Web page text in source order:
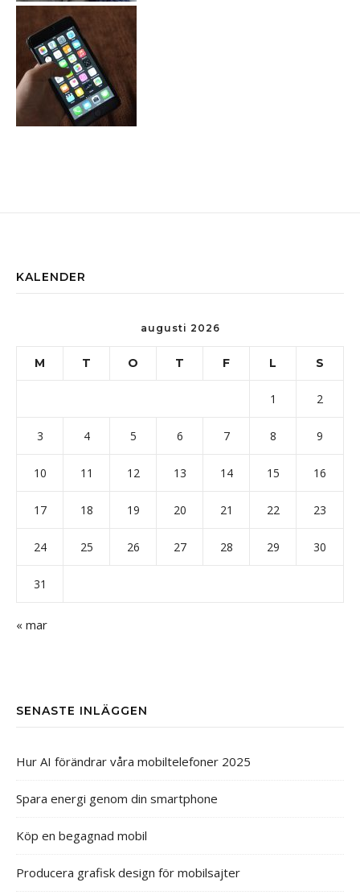
KALENDER
augusti 2026
M T O T F L S
1 2
3 4 5 6 7 8 9
10 11 12 13 14 15 16
17 18 19 20 21 22 23
24 25 26 27 28 29 30
31
« mar
SENASTE INLÄGGEN
Hur AI förändrar våra mobiltelefoner 2025
Spara energi genom din smartphone
Köp en begagnad mobil
Producera grafisk design för mobilsajter